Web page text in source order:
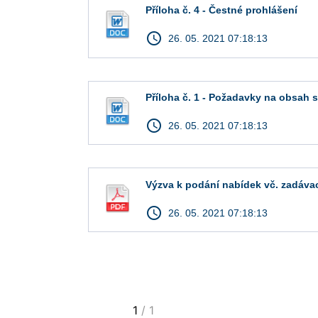
Příloha č. 4 - Čestné prohlášení
access_time 26. 05. 2021 07:18:13
Příloha č. 1 - Požadavky na obsah
access_time 26. 05. 2021 07:18:13
Výzva k podání nabídek vč.
access_time 26. 05. 2021 07:18:13